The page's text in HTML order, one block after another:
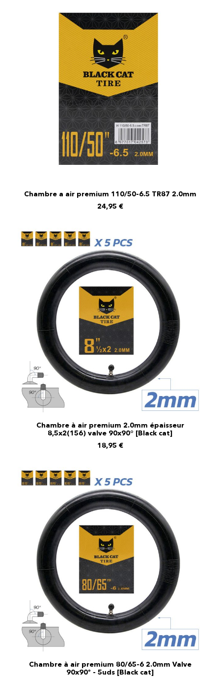
Chambre a air premium 110/50-6.5 TR87 2.0mm
24,95 €
AJOUTER AU PANIER
Chambre à air premium 2.0mm épaisseur
8,5x2(156) valve 90x90° [Black cat]
18,95 €
AJOUTER AU PANIER
Chambre à air premium 80/65-6 2.0mm Valve
90x90º - 5uds [Black cat]